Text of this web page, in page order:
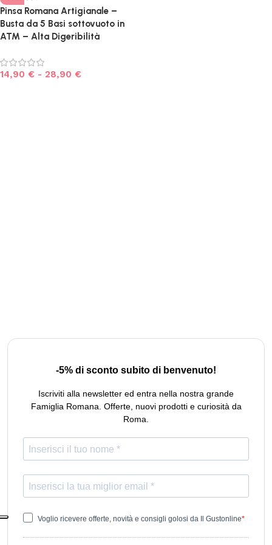
Pinsa Romana Artigianale –
Busta da 5 Basi sottovuoto in
ATM – Alta Digeribilità
14,90 € - 28,90 €
-5% di sconto subito di benvenuto!
Iscriviti alla newsletter ed entra nella nostra grande
Famiglia Romana. Offerte, nuovi prodotti e curiosità da
Roma.
Voglio ricevere offerte, novità e consigli golosi da Il Gustonline